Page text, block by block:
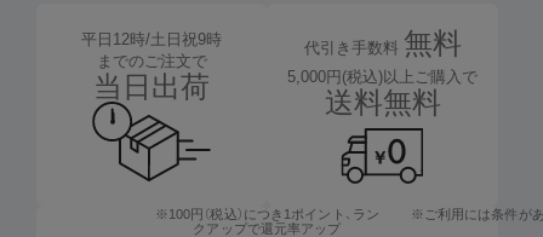
平日12時/土日祝9時
までのご注文で
当日出荷
代引き手数料 無料
5,000円(税込)以上ご購入で
送料無料
※100円（税込）につき1ポイント、 ラン
クアップで還元率アップ
※ご利用には条件が